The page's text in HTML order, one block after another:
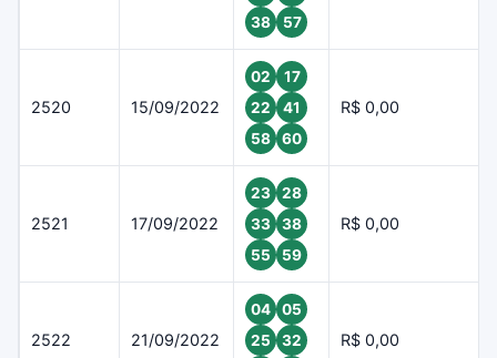
38
57
2520 15/09/2022
02
17
22
41
58
60
R$ 0,00
2521 17/09/2022
23
28
33
38
55
59
R$ 0,00
2522 21/09/2022
04
05
25
32
R$ 0,00